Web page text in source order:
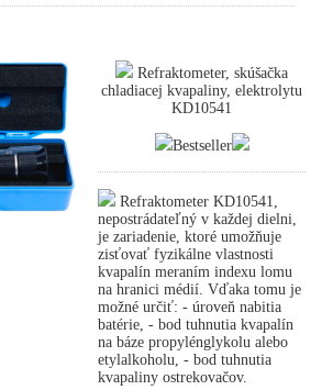
Refraktometer, skúšačka
chladiacej kvapaliny, elektrolytu
KD10541
Bestseller
Refraktometer KD10541,
nepostrádateľný v každej dielni,
je zariadenie, ktoré umožňuje
zisťovať fyzikálne vlastnosti
kvapalín meraním indexu lomu
na hranici médií. Vďaka tomu je
možné určiť: - úroveň nabitia
batérie, - bod tuhnutia kvapalín
na báze propylénglykolu alebo
etylalkoholu, - bod tuhnutia
kvapaliny ostrekovačov.